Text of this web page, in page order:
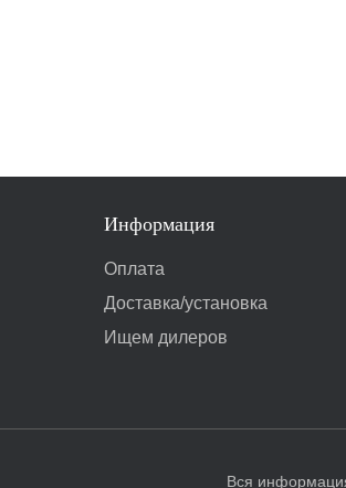
Информация
Оплата
Доставка/установка
Ищем дилеров
Вся